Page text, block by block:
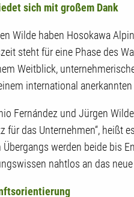
sich mit großem Dank
Wilde haben Hosokawa
steht für eine Phase des
Weitblick,
international
Fernández und Jürgen
für das Unternehmen“, heißt
werden beide bis
nahtlos an das